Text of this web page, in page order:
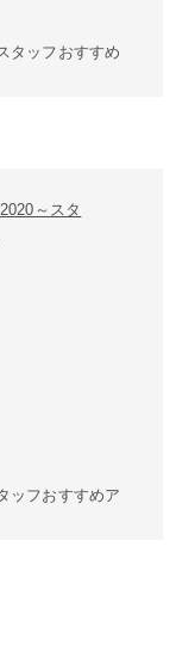
タッフおすすめ
ッフおすすめア